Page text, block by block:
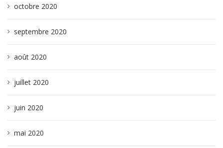
octobre 2020
septembre 2020
août 2020
juillet 2020
juin 2020
mai 2020